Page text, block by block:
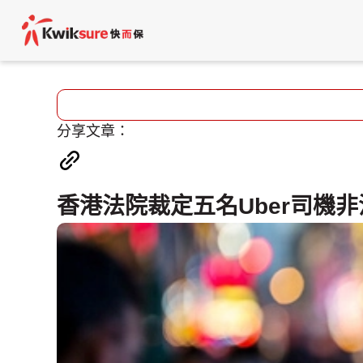
分享文章：
香港法院裁定五名Uber司機